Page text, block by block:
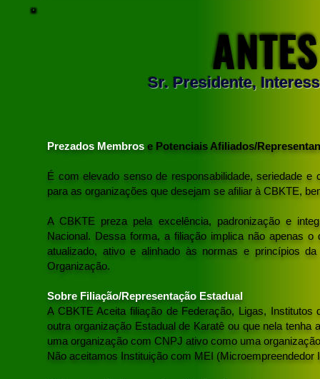
Sr. Presidente,
Prezados Membros e Potenciais Afiliados/
É com elevado senso de responsabilidade, seriedade
para as organizações que desejam se afiliar à CBKTE,
A CBKTE preza pela excelência, padronização e
Nacional. Dessa forma, a filiação implica não apenas
atualizado, ativo e alinhado às normas e princípios
Organização.
Sobre Filiação/Representação Estadual
A CBKTE Aceita filiação de Federação, Ligas,
outra organização Estadual de Karatê ou que nela
uma organização com CNPJ ativo como uma
Não aceitamos Instituição com MEI (Microempreendedor